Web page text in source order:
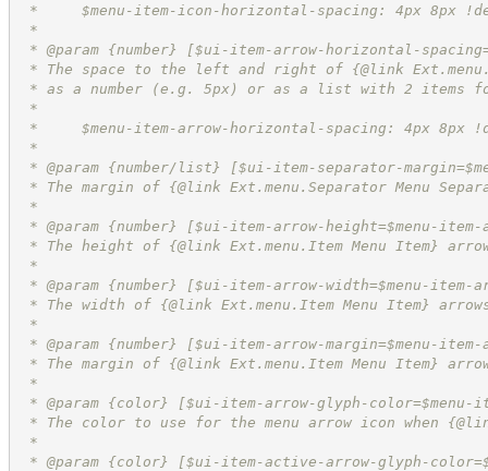
*     $menu-item-icon-horizontal-spacing: 4px 8px
*
* @param {number} [$ui-item-arrow-horizontal-
* The space to the left and right of {@link
* as a number (e.g. 5px) or as a list with 2
*
*     $menu-item-arrow-horizontal-spacing: 4px
*
* @param {number/list} [$ui-item-separator-
* The margin of {@link Ext.menu.Separator Menu
*
* @param {number} [$ui-item-arrow-height=$menu-
* The height of {@link Ext.menu.Item Menu Item}
*
* @param {number} [$ui-item-arrow-width=$menu-item-
* The width of {@link Ext.menu.Item Menu Item}
*
* @param {number} [$ui-item-arrow-margin=$menu-
* The margin of {@link Ext.menu.Item Menu Item}
*
* @param {color} [$ui-item-arrow-glyph-
* The color to use for the menu arrow icon when
*
* @param {color} [$ui-item-active-arrow-glyph-